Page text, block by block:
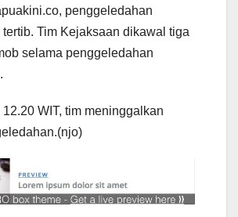
penggeledahan
tertib. Tim Kejaksaan dikawal tiga
selama penggeledahan
WIT, tim meninggalkan